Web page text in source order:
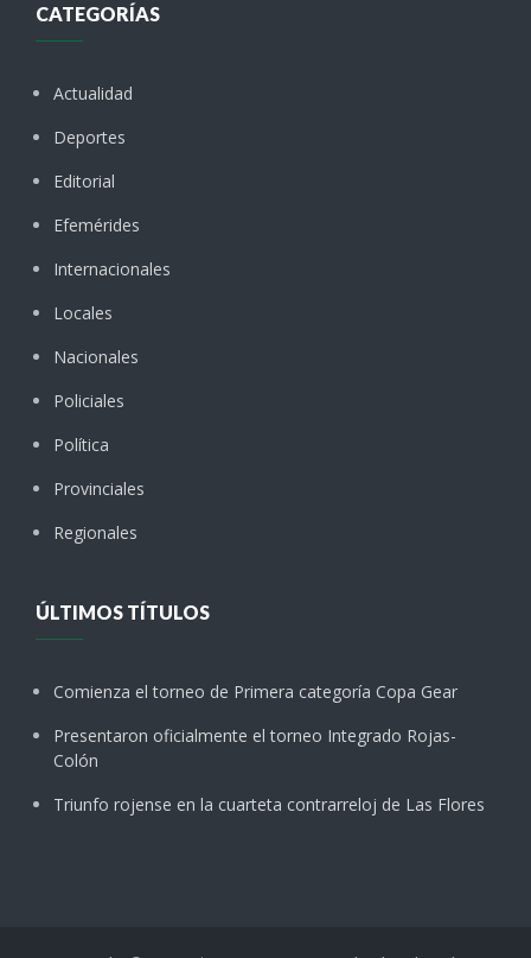
CATEGORÍAS
Actualidad
Deportes
Editorial
Efemérides
Internacionales
Locales
Nacionales
Policiales
Política
Provinciales
Regionales
ÚLTIMOS TÍTULOS
Comienza el torneo de Primera categoría Copa Gear
Presentaron oficialmente el torneo Integrado Rojas-
Colón
Triunfo rojense en la cuarteta contrarreloj de Las Flores